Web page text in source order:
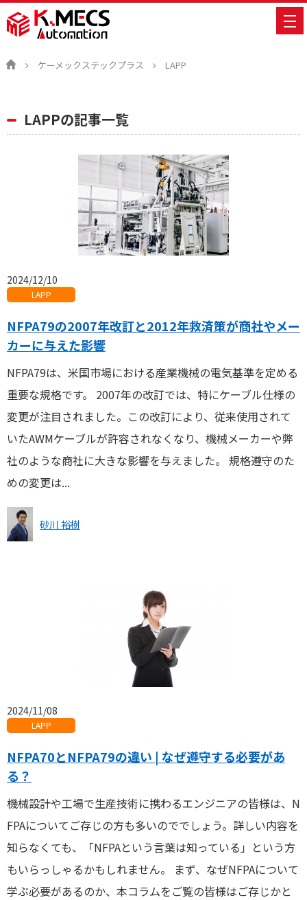
ケーメックステックプラス LAPP
LAPPの記事一覧
2024/12/10
LAPP
NFPA79の2007年改訂と2012年救済策が商社やメー
カーに与えた影響
NFPA79は、米国市場における産業機械の電気基準を定める
重要な規格です。 2007年の改訂では、特にケーブル仕様の
変更が注目されました。この改訂により、従来使用されて
いたAWMケーブルが許容されなくなり、機械メーカーや弊
社のような商社に大きな影響を与えました。 規格遵守のた
めの変更は...
砂川 裕樹
2024/11/08
LAPP
NFPA70とNFPA79の違い | なぜ遵守する必要があ
る？
機械設計や工場で生産技術に携わるエンジニアの皆様は、N
FPAについてご存じの方も多いのででしょう。詳しい内容を
知らなくても、「NFPAという言葉は知っている」という方
もいらっしゃるかもしれません。 まず、なぜNFPAについて
学ぶ必要があるのか、本コラムをご覧の皆様はご存じかと